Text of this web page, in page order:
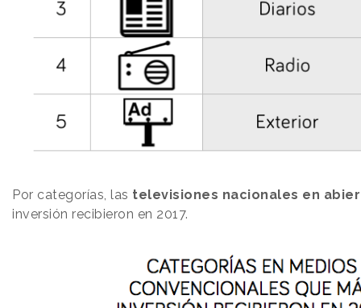
Por categorías, las televisiones nacionales en
inversión recibieron en 2017.